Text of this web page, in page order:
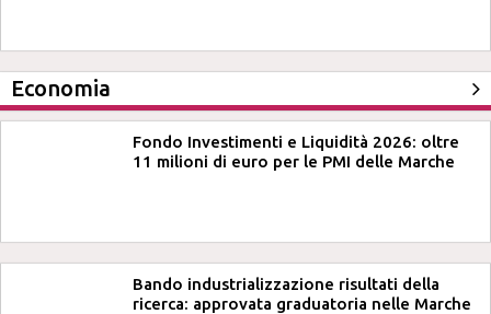
Economia
Fondo Investimenti e Liquidità 2026: oltre
11 milioni di euro per le PMI delle Marche
Bando industrializzazione risultati della
ricerca: approvata graduatoria nelle Marche